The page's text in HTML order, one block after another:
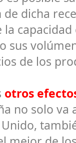
dicha
sus
de los
otros
no solo va